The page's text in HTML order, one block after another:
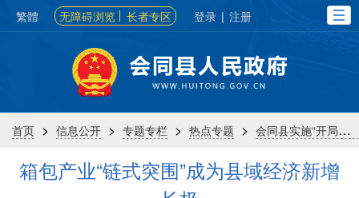
繁體 无障碍浏览 长者专区 登录 | 注册
首页 > 信息公开 > 专题专栏 > 热点专题 > 会同县实施“开局八好”行动
箱包产业“链式突围”成为县域经济新增